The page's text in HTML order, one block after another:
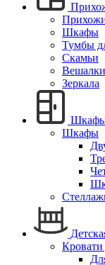
Шкафы
Тумбы
Скамьи
Вешалки
Зеркала
Шкафы
Кровати